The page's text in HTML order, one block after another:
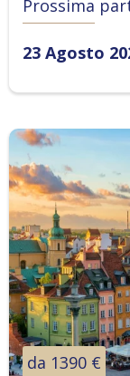
Prossima
23 Agosto
da 1390 €